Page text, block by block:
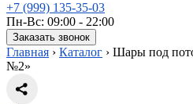
+7 (999) 135-35-03
Пн-Вс: 09:00 - 22:00
Заказать звонок
Главная › Каталог › Шары под
№2»